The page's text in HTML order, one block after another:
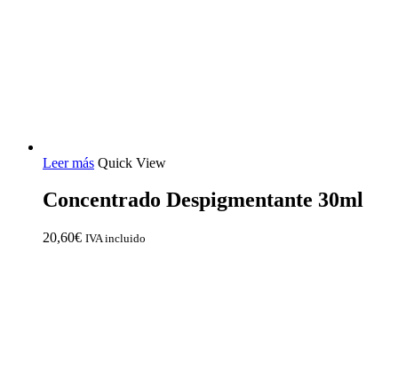
Leer más Quick View
Concentrado Despigmentante 30ml
20,60€ IVA incluido